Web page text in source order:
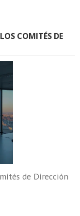
COMITÉS DE
de Dirección